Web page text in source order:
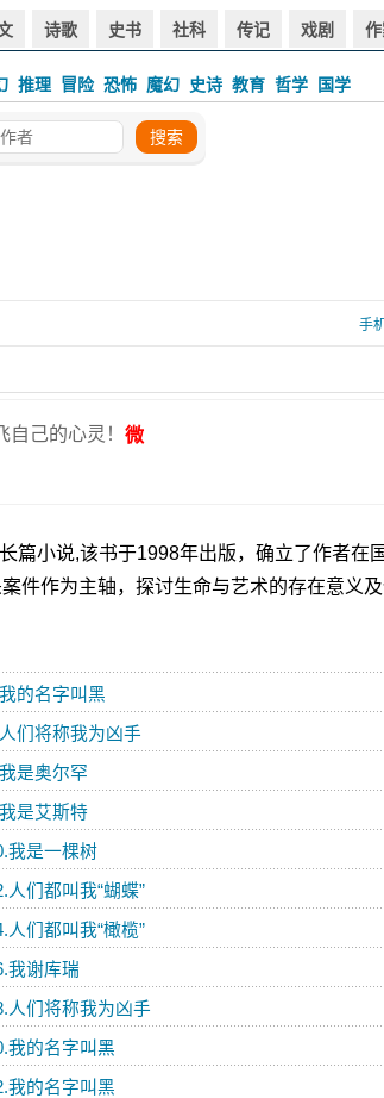
诗歌 史书 社科 传记 戏剧
推理 冒险 恐怖 魔幻 史诗 教育 哲学 国学
手
己的心灵！ 微
小说,该书于1998年出版，确立了作者在
件作为主轴，探讨生命与艺术的存在意义
的名字叫黑
们将称我为凶手
是奥尔罕
是艾斯特
我是一棵树
人们都叫我“蝴蝶”
人们都叫我“橄榄”
我谢库瑞
人们将称我为凶手
我的名字叫黑
我的名字叫黑